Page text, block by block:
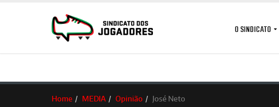
O SINDICATO
Home MEDIA Opinião José Neto